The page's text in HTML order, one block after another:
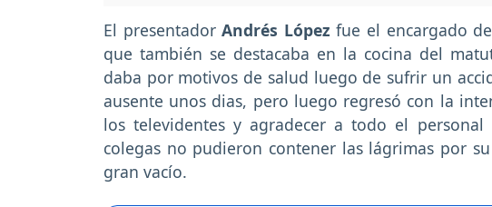
El presentadorAndrés López fue el encargado
que también se destacaba en la cocina del
daba por motivos de salud luego de sufrir un
ausente unos dias, pero luego regresó con la
los televidentes y agradecer a todo el personal
colegas no pudieron contener las lágrimas por
gran vacío.